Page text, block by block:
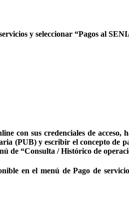
y seleccionar “Pagos al
con sus credenciales de
(PUB) y escribir el concepto de
de “Consulta / Histórico de
en el menú de Pago de